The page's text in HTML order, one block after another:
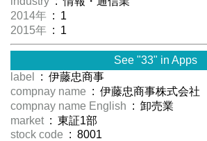
2014年 : 1
2015年 : 1
See "33" in Apps
label
: 伊藤忠商事
compnay name : 伊藤忠商事株式会社
compnay name English : 卸売業
market : 東証1部
stock code : 8001